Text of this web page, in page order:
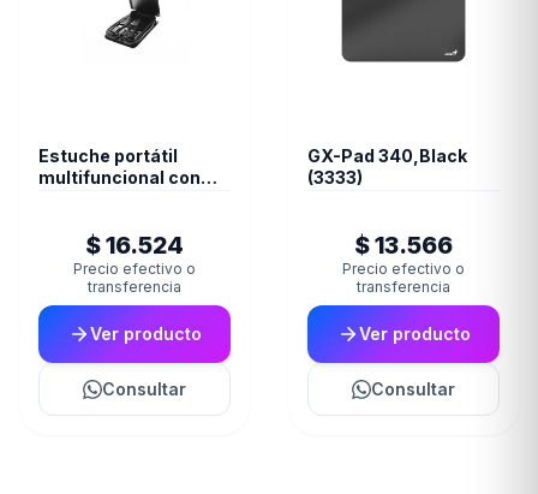
Estuche portátil
multifuncional con
$ 16.524
Precio efectivo o
transferencia
Ver producto
Consultar
GX-Pad 340,Black
(3333)
$ 13.566
Precio efectivo o
transferencia
Ver producto
Consultar